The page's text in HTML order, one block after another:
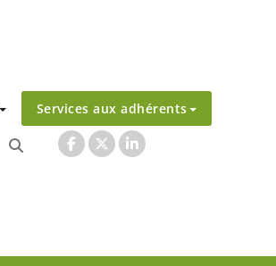
Services aux adhérents